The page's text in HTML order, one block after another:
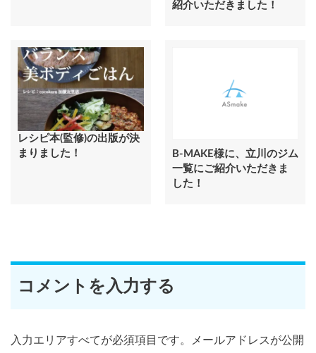
紹介いただきました！
レシピ本(監修)の出版が決
まりました！
B-MAKE様に、立川のジム
一覧にご紹介いただきま
した！
コメントを入力する
入力エリアすべてが必須項目です。メールアドレスが公開